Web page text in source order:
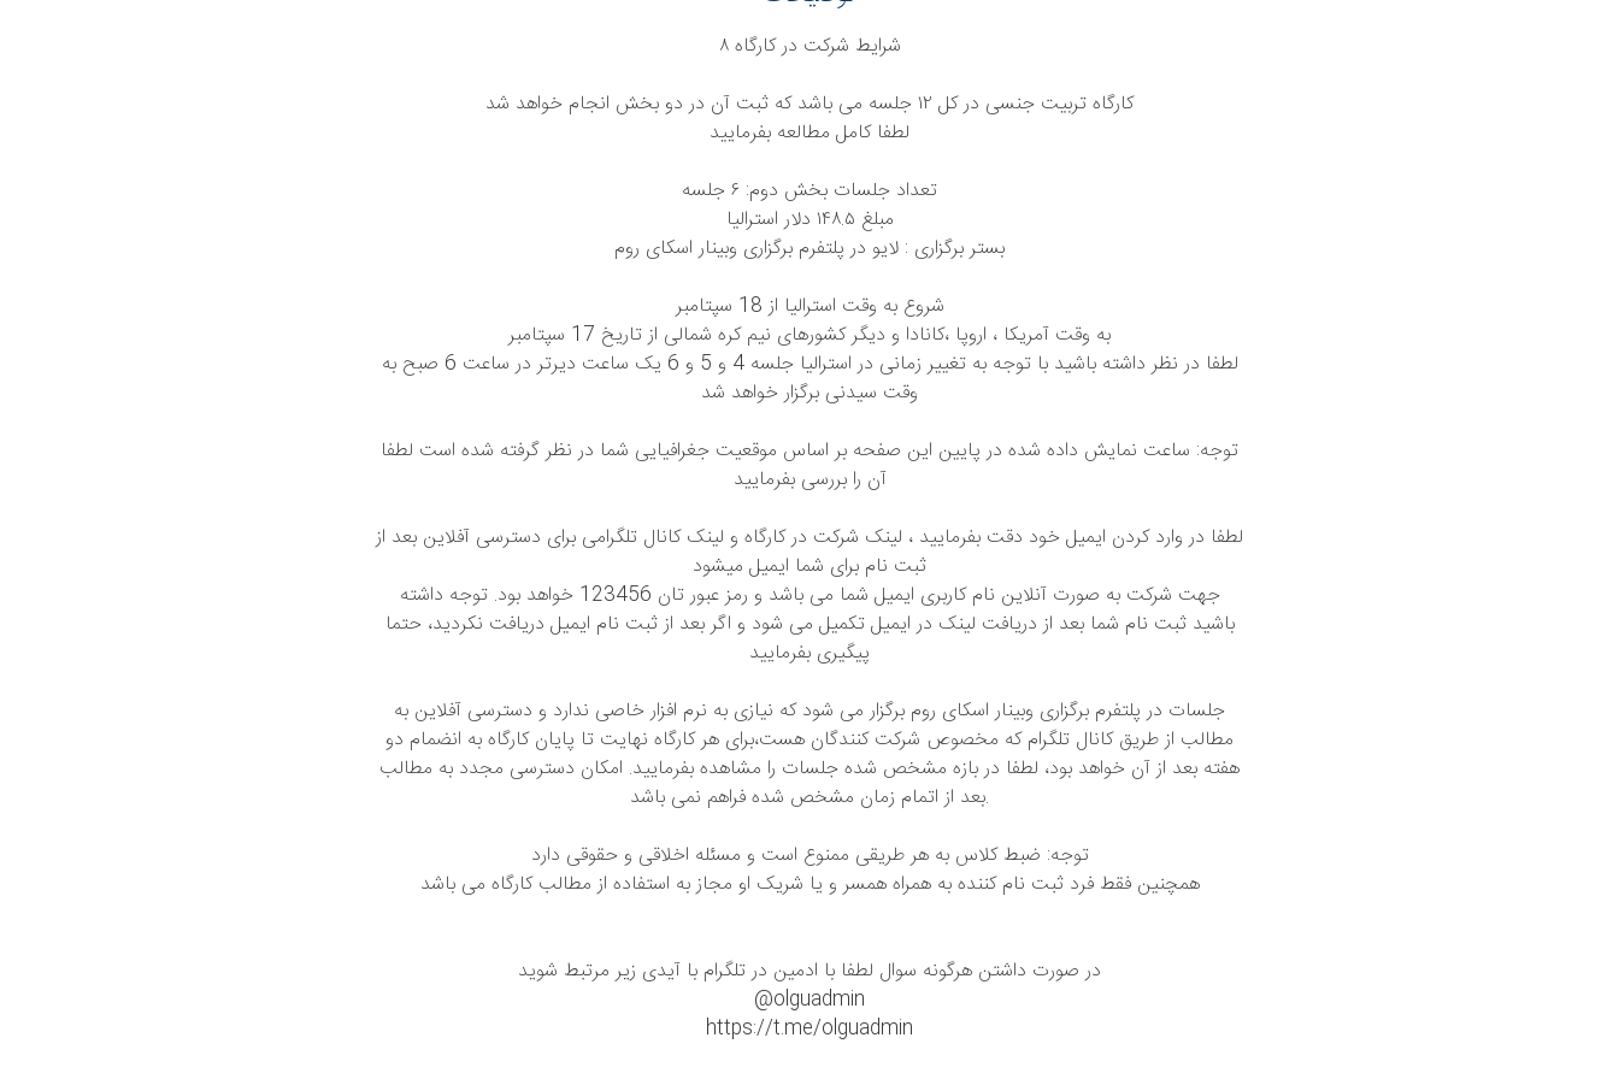
شرایط شرکت در کارگاه ٨
کارگاه تربیت جنسی در کل ١٢ جلسه می باشد که ثبت آن در دو بخش انجام خواهد شد
لطفا کامل مطالعه بفرمایید
تعداد جلسات بخش دوم: ۶ جلسه
مبلغ ١۴٨.۵ دلار استرالیا
بستر برگزاری : لایو در پلتفرم برگزاری وبینار اسکای روم
شروع به وقت استرالیا از 18 سپتامبر
به وقت آمریکا ، اروپا ،کانادا و دیگر کشورهای نیم کره شمالی از تاریخ 17 سپتامبر
لطفا در نظر داشته باشید با توجه به تغییر زمانی در استرالیا جلسه 4 و 5 و 6 یک ساعت دیرتر در ساعت 6 صبح به
وقت سیدنی برگزار خواهد شد
توجه: ساعت نمایش داده شده در پایین این صفحه بر اساس موقعیت جغرافیایی شما در نظر گرفته شده است لطفا
آن را بررسی بفرمایید
لطفا در وارد کردن ایمیل خود دقت بفرمایید ، لینک شرکت در کارگاه و لینک کانال تلگرامی برای دسترسی آفلاین بعد از
ثبت نام برای شما ایمیل میشود
جهت شرکت به صورت آنلاین نام کاربری ایمیل شما می باشد و رمز عبور تان 123456 خواهد بود. توجه داشته
باشید ثبت نام شما بعد از دریافت لینک در ایمیل تکمیل می شود و اگر بعد از ثبت نام ایمیل دریافت نکردید، حتما
پیگیری بفرمایید
جلسات در پلتفرم برگزاری وبینار اسکای روم برگزار می شود که نیازی به نرم افزار خاصی ندارد و دسترسی آفلاین به
مطالب از طریق کانال تلگرام که مخصوص شرکت کنندگان هست،برای هر کارگاه نهایت تا پایان کارگاه به انضمام دو
هفته بعد از آن خواهد بود، لطفا در بازه مشخص شده جلسات را مشاهده بفرمایید. امکان دسترسی مجدد به مطالب
بعد از اتمام زمان مشخص شده فراهم نمی باشد.
توجه: ضبط کلاس به هر طریقی ممنوع است و مسئله اخلاقی و حقوقی دارد
همچنین فقط فرد ثبت نام کننده به همراه همسر و یا شریک او مجاز به استفاده از مطالب کارگاه می باشد
در صورت داشتن هرگونه سوال لطفا با ادمین در تلگرام با آیدی زیر مرتبط شوید
@olguadmin
https://t.me/olguadmin